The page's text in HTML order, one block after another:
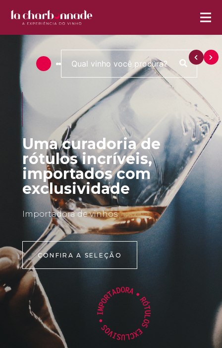
Uma curadoria de
rótulos incríveis,
importados com
exclusividade
Importadora de vinhos
CONFIRA A SELEÇÃO